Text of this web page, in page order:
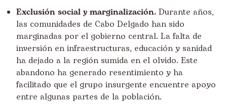
Exclusión social y marginalización. Durante años,
las comunidades de Cabo Delgado han sido
marginadas por el gobierno central. La falta de
inversión en infraestructuras, educación y sanidad
ha dejado a la región sumida en el olvido. Este
abandono ha generado resentimiento y ha
facilitado que el grupo insurgente encuentre apoyo
entre algunas partes de la población.